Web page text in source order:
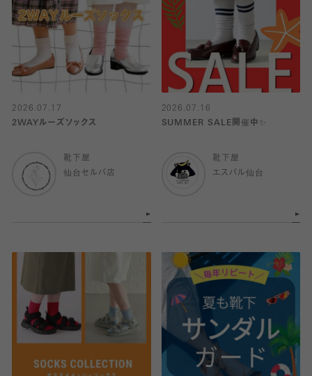
2026.07.17
2WAYルーズソックス
靴下屋
仙台セルバ店
2026.07.16
SUMMER SALE開催中✨
靴下屋
エスパル仙台